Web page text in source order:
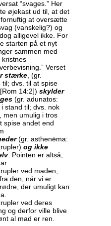
“svages.” Her
øjekast ud til, at det
at oversætte
(vanskelig?) og
alligevel ikke. For
starten på et nyt
sammen med
kristnes
Verset
stærke , (gr.
dvs. til at spise
14:2]) skylder
(gr. adunatos:
stand til; dvs. nok
men umulig i tros
spise andet end
(gr. asthenēma:
og ikke
. Pointen er altså,
ved maden,
den, når vi er
der umuligt kan
ved deres
og derfor ville blive
al mad er ren.